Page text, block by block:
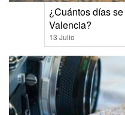
¿Cuántos días
Valencia?
13 Julio